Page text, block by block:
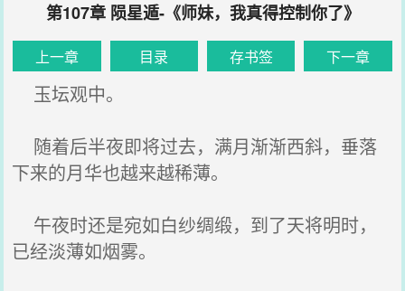
第107章 陨星遁-《师妹，我真得控制你了》
上一章 目录 存书签 下一章
玉坛观中。
随着后半夜即将过去，满月渐渐西斜，垂落
下来的月华也越来越稀薄。
午夜时还是宛如白纱绸缎，到了天将明时，
已经淡薄如烟雾。